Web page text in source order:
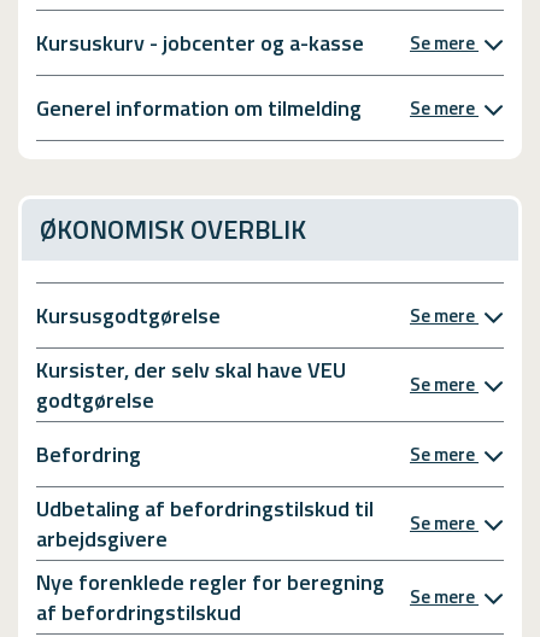
Kursuskurv - jobcenter og a-kasse Se mere
Generel information om tilmelding Se mere
ØKONOMISK OVERBLIK
Kursusgodtgørelse Se mere
Kursister, der selv skal have VEU
godtgørelse
Se mere
Befordring Se mere
Udbetaling af befordringstilskud til
arbejdsgivere
Se mere
Nye forenklede regler for beregning
af befordringstilskud
Se mere